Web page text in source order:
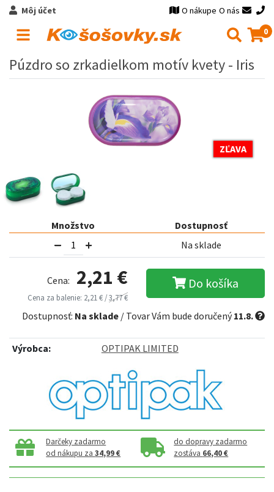
Môj účet O nákupe O nás
0
Púzdro so zrkadielkom motív kvety - Iris
ZĽAVA
Množstvo
Dostupnosť
Na sklade
Cena: 2,21 €
Cena za balenie: 2,21 € /3,77 €
Do košíka
Dostupnosť: Na sklade / Tovar Vám bude doručený11.8.
Výrobca: OPTIPAK LIMITED
Darčeky zadarmo
od nákupu za34,99 €
do dopravy zadarmo
zostáva 66,40 €